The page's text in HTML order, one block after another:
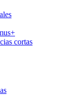
cortas